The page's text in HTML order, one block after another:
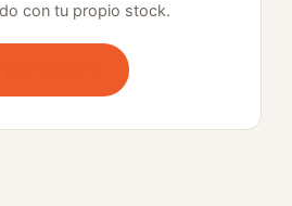
con tu propio stock.